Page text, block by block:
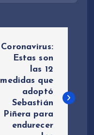
Coronavirus:
Estas son
las 12
medidas que
adoptó
Sebastián
Piñera para
endurecer